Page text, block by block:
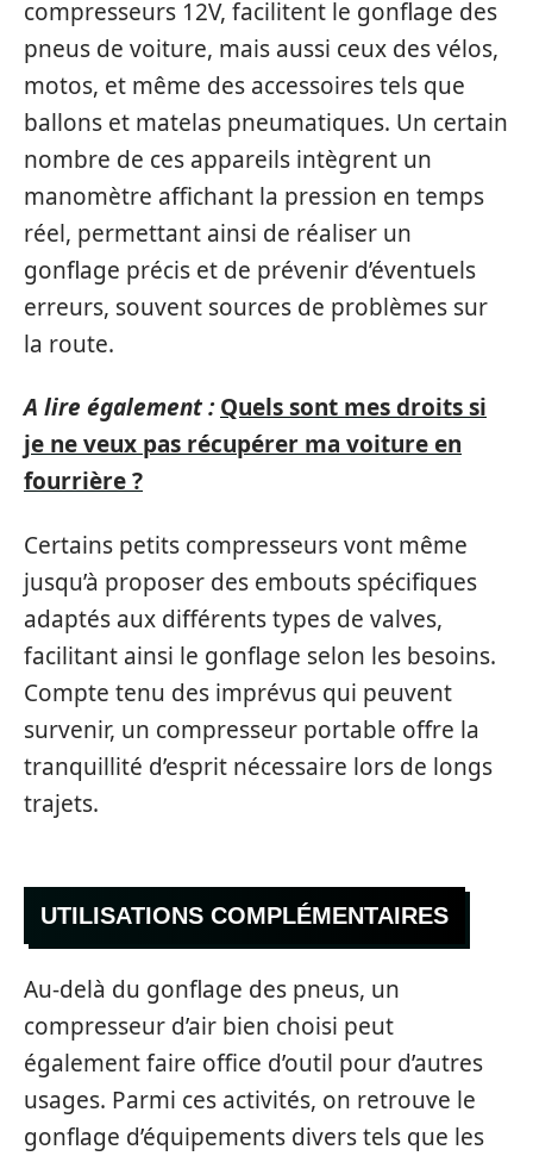
compresseurs 12V, facilitent le gonflage des
pneus de voiture, mais aussi ceux des vélos,
motos, et même des accessoires tels que
ballons et matelas pneumatiques. Un certain
nombre de ces appareils intègrent un
manomètre affichant la pression en temps
réel, permettant ainsi de réaliser un
gonflage précis et de prévenir d’éventuels
erreurs, souvent sources de problèmes sur
la route.
A lire également : Quels sont mes droits si
je ne veux pas récupérer ma voiture en
fourrière ?
Certains petits compresseurs vont même
jusqu’à proposer des embouts spécifiques
adaptés aux différents types de valves,
facilitant ainsi le gonflage selon les besoins.
Compte tenu des imprévus qui peuvent
survenir, un compresseur portable offre la
tranquillité d’esprit nécessaire lors de longs
trajets.
UTILISATIONS COMPLÉMENTAIRES
Au-delà du gonflage des pneus, un
compresseur d’air bien choisi peut
également faire office d’outil pour d’autres
usages. Parmi ces activités, on retrouve le
gonflage d’équipements divers tels que les